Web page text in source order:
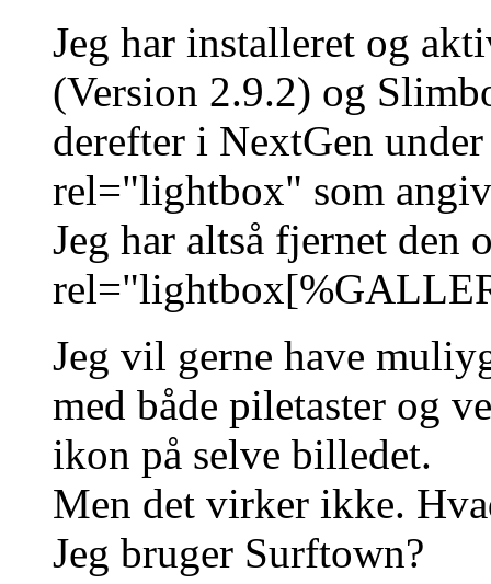
Jeg har installeret og
(Version 2.9.2) og
derefter i NextGen
rel="lightbox" som
Jeg har altså fjernet den
Jeg vil gerne have
med både piletaster og
ikon på selve billedet.
Men det virker ikke.
Jeg bruger Surftown?